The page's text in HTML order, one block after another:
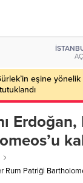
eşine yönelik
Erdoğan,
Rum Patriği